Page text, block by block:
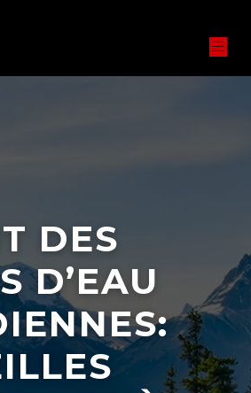
DES
D’EAU